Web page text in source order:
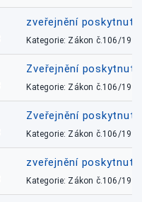
zveřejnění
Kategorie: Zákon č.106/1999
Zveřejnění
Kategorie: Zákon č.106/1999
Zveřejnění
Kategorie: Zákon č.106/1999
zveřejnění
Kategorie: Zákon č.106/1999